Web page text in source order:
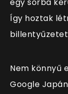
egy sorba
Így hoztak
Nem könnyű
Google